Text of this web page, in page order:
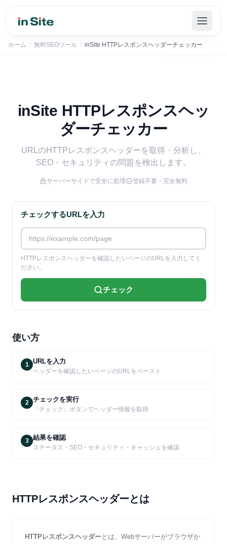
inSiteでSEOの管理を自動化｜まずは30日間無料で 無料で始める
ホーム / 無料SEOツール / inSite HTTPレスポンスヘッダーチェッカー
inSite HTTPレスポンスヘッ
ダーチェッカー
URLのHTTPレスポンスヘッダーを取得・分析し、
SEO・セキュリティの問題を検出します。
サーバーサイドで安全に処理 登録不要・完全無料
チェックするURLを入力
HTTPレスポンスヘッダーを確認したいページのURLを入力してく
ださい。
チェック
使い方
1 URLを入力
ヘッダーを確認したいページのURLをペースト
2 チェックを実行
「チェック」ボタンでヘッダー情報を取得
3 結果を確認
ステータス・SEO・セキュリティ・キャッシュを確認
HTTPレスポンスヘッダーとは
HTTPレスポンスヘッダーとは、Webサーバーがブラウザか